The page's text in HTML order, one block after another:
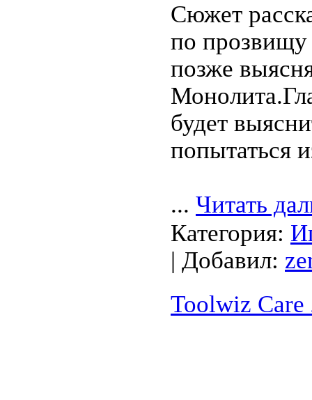
Сюжет
по
позже
будет
попытаться
... Читать
Категория:
| Добавил:
Toolwiz